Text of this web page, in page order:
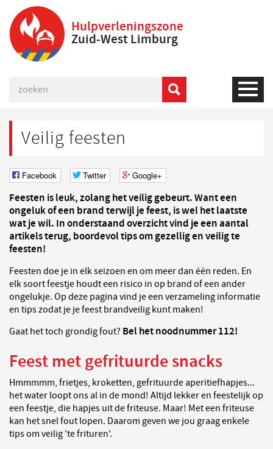
Hulpverleningszone
Zuid-West Limburg
Veilig feesten
Facebook Twitter Google+
Feesten is leuk, zolang het veilig gebeurt. Want een
ongeluk of een brand terwijl je feest, is wel het laatste
wat je wil. In onderstaand overzicht vind je een aantal
artikels terug, boordevol tips om gezellig en veilig te
feesten!
Feesten doe je in elk seizoen en om meer dan één reden. En
elk soort feestje houdt een risico in op brand of een ander
ongelukje. Op deze pagina vind je een verzameling informatie
en tips zodat je je feest brandveilig kunt maken!
Gaat het toch grondig fout? Bel het noodnummer 112!
Feest met gefrituurde snacks
Hmmmmm, frietjes, kroketten, gefrituurde aperitiefhapjes...
het water loopt ons al in de mond! Altijd lekker en feestelijk op
een feestje, die hapjes uit de friteuse. Maar! Met een friteuse
kan het snel fout lopen. Daarom geven we jou graag enkele
tips om veilig 'te frituren'.